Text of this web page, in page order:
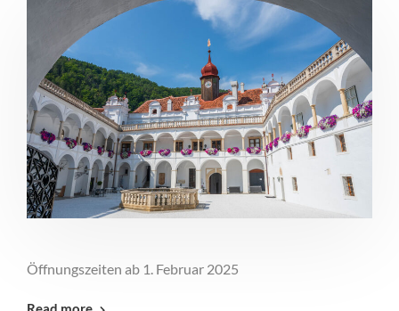
Öffnungszeiten ab 1. Februar 2025